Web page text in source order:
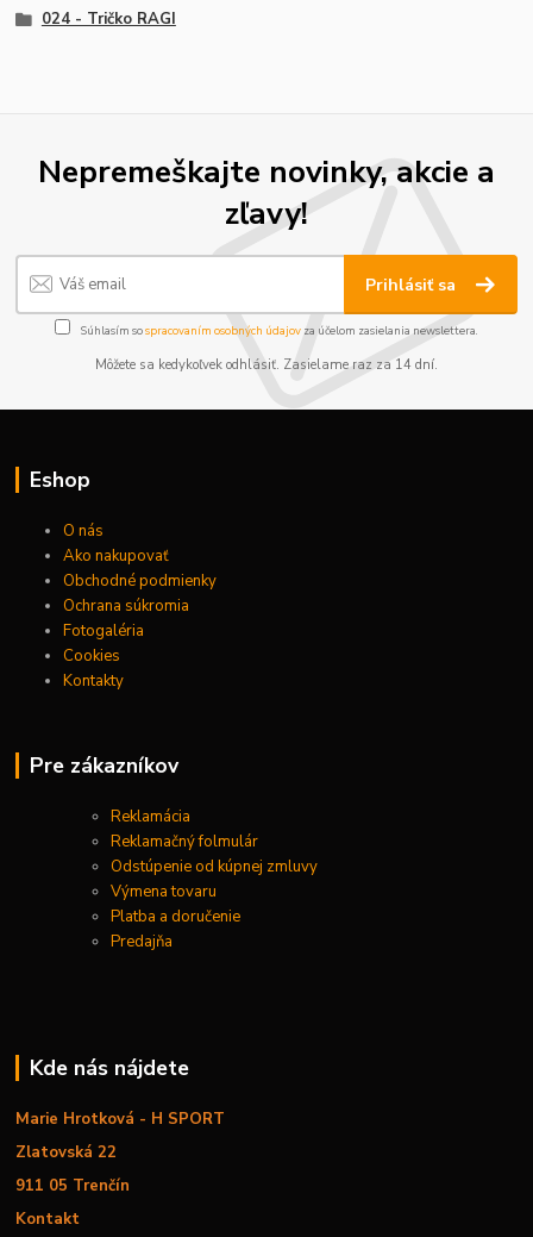
024 - Tričko RAGI
Nepremeškajte novinky, akcie a
zľavy!
Prihlásiť sa
Súhlasím sospracovaním osobných údajov za účelom zasielania newslettera.
Môžete sa kedykoľvek odhlásiť. Zasielame raz za 14 dní.
Eshop
O nás
Ako nakupovať
Obchodné podmienky
Ochrana súkromia
Fotogaléria
Cookies
Kontakty
Pre zákazníkov
Reklamácia
Reklamačný folmulár
Odstúpenie od kúpnej zmluvy
Výmena tovaru
Platba a doručenie
Predajňa
Kde nás nájdete
Marie Hrotková - H SPORT
Zlatovská 22
911 05 Trenčín
Kontakt